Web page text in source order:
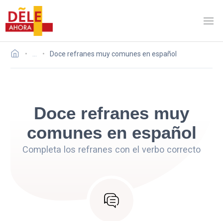
Doce refranes muy comunes en español
Doce refranes muy
comunes en español
Completa los refranes con el verbo correcto